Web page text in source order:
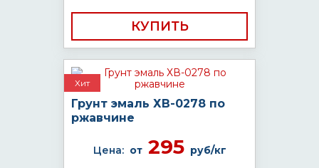
КУПИТЬ
Хит
Грунт эмаль ХВ-0278 по
ржавчине
Цена: от295 руб/кг